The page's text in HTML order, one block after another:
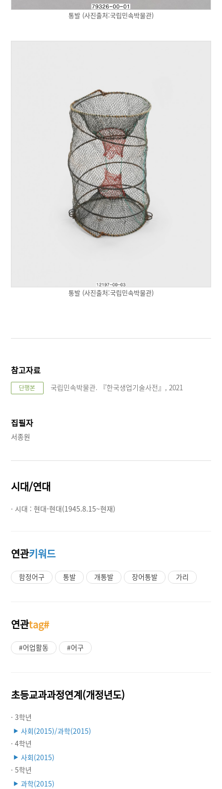
통발 (사진출처:국립민속박물관)
통발 (사진출처:국립민속박물관)
참고자료
단행본 국립민속박물관. 『한국생업기술사전』, 2021
집필자
서종원
시대/연대
· 시대 :현대-현대(1945.8.15~현재)
연관키워드
함정어구 통발 개통발 장어통발 가리
연관tag#
#어업활동 #어구
초등교과과정연계(개정년도)
· 3학년
▶ 사회(2015)/과학(2015)
· 4학년
▶ 사회(2015)
· 5학년
▶ 과학(2015)